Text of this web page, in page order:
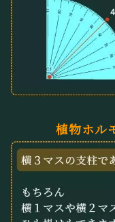
植物ホル